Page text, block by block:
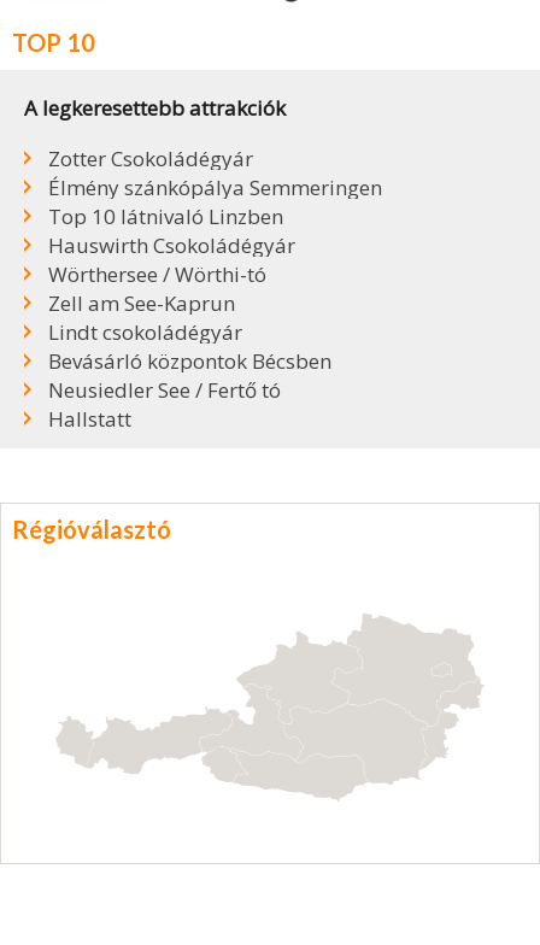
TOP 10
A legkeresettebb attrakciók
Zotter Csokoládégyár
Élmény szánkópálya Semmeringen
Top 10 látnivaló Linzben
Hauswirth Csokoládégyár
Wörthersee / Wörthi-tó
Zell am See-Kaprun
Lindt csokoládégyár
Bevásárló központok Bécsben
Neusiedler See / Fertő tó
Hallstatt
Régióválasztó